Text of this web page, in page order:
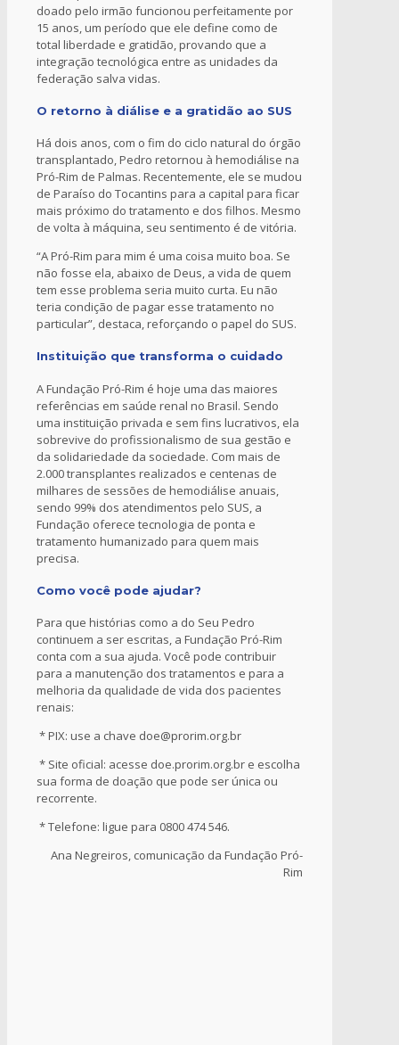
doado pelo irmão funcionou perfeitamente por
15 anos, um período que ele define como de
total liberdade e gratidão, provando que a
integração tecnológica entre as unidades da
federação salva vidas.
O retorno à diálise e a gratidão ao SUS
Há dois anos, com o fim do ciclo natural do órgão
transplantado, Pedro retornou à hemodiálise na
Pró-Rim de Palmas. Recentemente, ele se mudou
de Paraíso do Tocantins para a capital para ficar
mais próximo do tratamento e dos filhos. Mesmo
de volta à máquina, seu sentimento é de vitória.
“A Pró-Rim para mim é uma coisa muito boa. Se
não fosse ela, abaixo de Deus, a vida de quem
tem esse problema seria muito curta. Eu não
teria condição de pagar esse tratamento no
particular”, destaca, reforçando o papel do SUS.
Instituição que transforma o cuidado
A Fundação Pró-Rim é hoje uma das maiores
referências em saúde renal no Brasil. Sendo
uma instituição privada e sem fins lucrativos, ela
sobrevive do profissionalismo de sua gestão e
da solidariedade da sociedade. Com mais de
2.000 transplantes realizados e centenas de
milhares de sessões de hemodiálise anuais,
sendo 99% dos atendimentos pelo SUS, a
Fundação oferece ​tecnologia de ponta e
tratamento humanizado para quem mais
precisa.
Como você pode ajudar?
Para que histórias como a do Seu Pedro
continuem a ser escritas, a Fundação Pró-Rim
conta com a sua ajuda. Você pode contribuir
para a manutenção dos tratamentos e para a
melhoria da qualidade de vida dos pacientes
renais:
* PIX: use a chave doe@prorim.org.br
* Site oficial: acesse doe.prorim.org.br e escolha
sua forma de doação que pode ser única ou
recorrente.
* Telefone: ligue para 0800 474 546.
Ana Negreiros, comunicação da Fundação Pró-
Rim